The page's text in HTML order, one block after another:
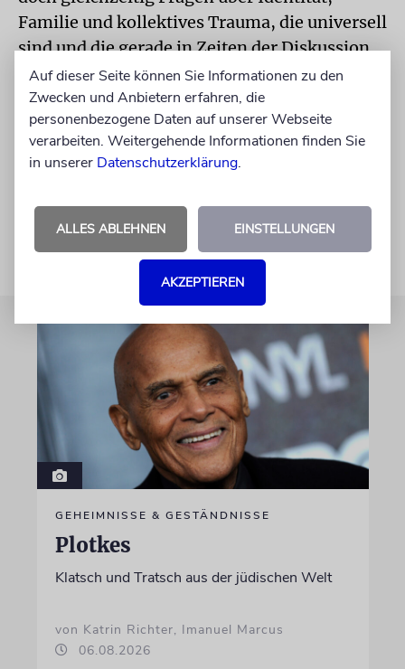
Familie und kollektives Trauma, die universell
sind und die gerade in Zeiten der Diskussion
darum, wer Anne Frank verraten hat, nicht
aktueller sein könnten.
Emuna Elon: »Das Haus auf dem Wasser«. Aus
dem Hebräischen von Barbara Linner. Aufbau,
GEHEIMNISSE & GESTÄNDNISSE
Plotkes
Klatsch und Tratsch aus der jüdischen Welt
von Katrin Richter, Imanuel Marcus
06.08.2026
Auf dieser Seite können Sie Informationen zu den
Zwecken und Anbietern erfahren, die
personenbezogene Daten auf unserer Webseite
verarbeiten. Weitergehende Informationen finden Sie
in unserer Datenschutzerklärung.
ALLES ABLEHNEN EINSTELLUNGEN
AKZEPTIEREN